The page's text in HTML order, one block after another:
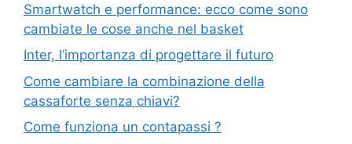
Smartwatch e performance: ecco come sono
cambiate le cose anche nel basket
Inter, l’importanza di progettare il futuro
Come cambiare la combinazione della
cassaforte senza chiavi?
Come funziona un contapassi ?